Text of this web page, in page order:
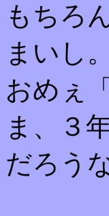
もちろ
まいし。
おめぇ
ま、３
だろうな